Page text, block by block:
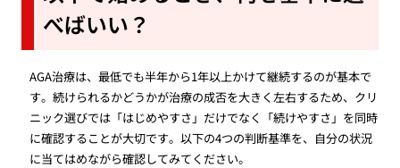
べばいい？
AGA治療は、最低でも半年から1年以上かけて継続するのが基本で
す。続けられるかどうかが治療の成否を大きく左右するため、クリ
ニック選びでは「はじめやすさ」だけでなく「続けやすさ」を同時
に確認することが大切です。以下の4つの判断基準を、自分の状況
に当てはめながら確認してみてください。